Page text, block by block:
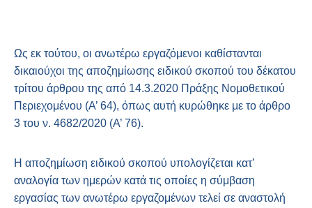
Ως εκ τούτου, οι ανωτέρω εργαζόμενοι καθίστανται
δικαιούχοι της αποζημίωσης ειδικού σκοπού του δέκατου
τρίτου άρθρου της από 14.3.2020 Πράξης Νομοθετικού
Περιεχομένου (Α’ 64), όπως αυτή κυρώθηκε με το άρθρο
3 του ν. 4682/2020 (Α’ 76).
Η αποζημίωση ειδικού σκοπού υπολογίζεται κατ’
αναλογία των ημερών κατά τις οποίες η σύμβαση
εργασίας των ανωτέρω εργαζομένων τελεί σε αναστολή